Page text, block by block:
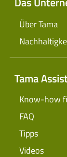
Über Tama
Tama
Know-how
FAQ
Tipps
Videos